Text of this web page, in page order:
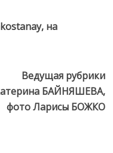
на
Ведущая рубрики
БАЙНЯШЕВА,
фото Ларисы БОЖКО